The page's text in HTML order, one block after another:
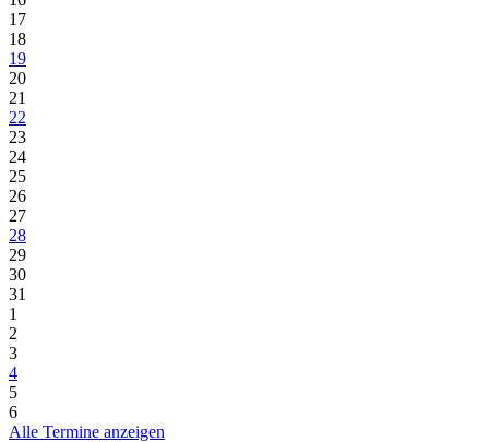
17
18
19
20
21
22
23
24
25
26
27
28
29
30
31
1
2
3
4
5
6
Alle Termine anzeigen